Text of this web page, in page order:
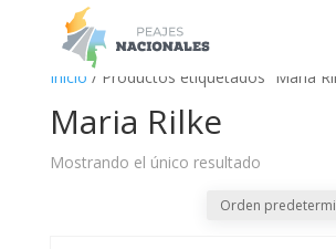
Inicio / Productos etiquetados “Maria
Maria Rilke
Mostrando el único resultado